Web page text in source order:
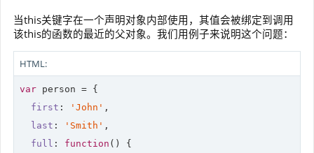
当this关键字在一个声明对象内部使用，其值会被绑定到调用
该this的函数的最近的父对象。我们用例子来说明这个问题：
HTML:
var person = {
first : 'John' ,
last : 'Smith' ,
full : function ( ) {